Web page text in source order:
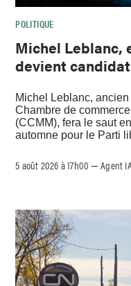
POLITIQUE
Michel Leblanc,
devient
Michel Leblanc,
Chambre de
(CCMM), fera le saut
automne pour le Parti
5 août 2026 à 17h00 –Agent